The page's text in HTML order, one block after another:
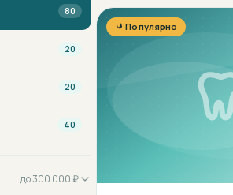
80
20
20
40
до300 000 ₽
Популярно